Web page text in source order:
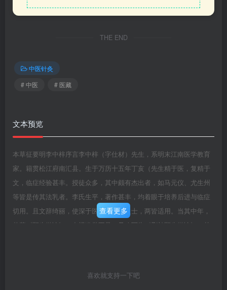
THE END
中医针灸
# 中医
# 医藏
文本预览
本草征要明李中梓序言李中梓（字仕材）先生，系明末江南医学教育
家。籍贯松江府南汇县。生于万历十五年丁亥（先生精于医，复精于
文，临症经验甚丰。授徒众多，其中颇有杰出者，如马元仪、尤生州
等皆是传其法乳者。李氏生平，著作甚丰，均着眼于培养后进与临症
切用。且文辞绮丽，使深于医者与初学之士，两皆适用。当其中年，
曾草《颐生微论》，自视犹觉不足，乃改写为《删补颐生微论》，其
缺略，正传本之差讹，仍旧者十之二三，新改者十之七八，并以〈脉
查看更多
喜欢就支持一下吧